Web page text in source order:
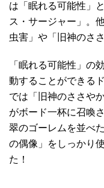
は「眠れる可能性」
ス・サージャー」。
虫害」や「旧神のさ
「眠れる可能性」の
動することができる
では「旧神のささや
がボード一杯に召喚
翠のゴーレムを並べ
の偶像」をしっかり
た！